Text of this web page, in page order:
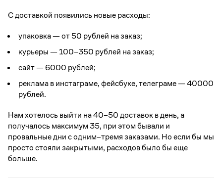
С доставкой появились новые расходы:
упаковка — от 50 рублей на заказ;
курьеры — 100–350 рублей на заказ;
сайт — 6000 рублей;
реклама в инстаграме, фейсбуке, телеграме — 40000
рублей.
Нам хотелось выйти на 40–50 доставок в день, а
получалось максимум 35, при этом бывали и
провальные дни с одним–тремя заказами. Но если бы мы
просто стояли закрытыми, расходов было бы еще
больше.